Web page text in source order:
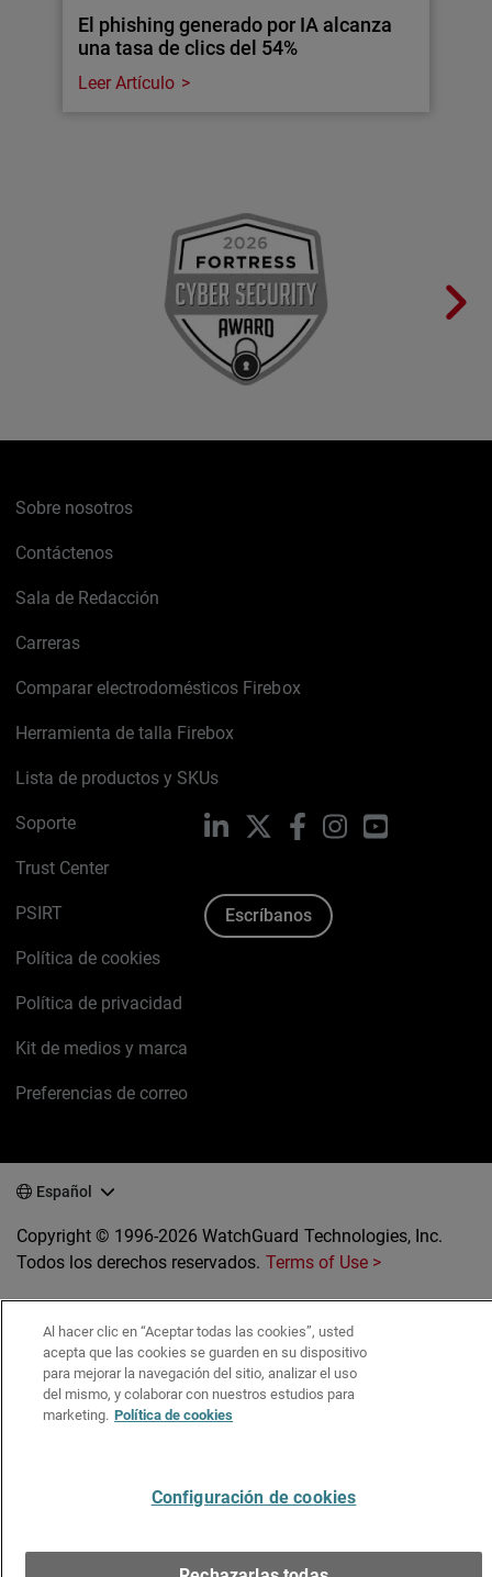
El phishing generado por IA alcanza
una tasa de clics del 54%
Leer Artículo
Sobre nosotros
Contáctenos
Sala de Redacción
Carreras
Comparar electrodomésticos Firebox
Herramienta de talla Firebox
Lista de productos y SKUs
Soporte
Trust Center
PSIRT
Política de cookies
Política de privacidad
Kit de medios y marca
Preferencias de correo
LinkedIn FacebookInstagramYouTube
Escríbanos
Español
Copyright © 1996-2026 WatchGuard Technologies, Inc.
Todos los derechos reservados. Terms of Use >
Al hacer clic en “Aceptar todas las cookies”, usted
acepta que las cookies se guarden en su dispositivo
para mejorar la navegación del sitio, analizar el uso
del mismo, y colaborar con nuestros estudios para
marketing. Política de cookies
Configuración de cookies